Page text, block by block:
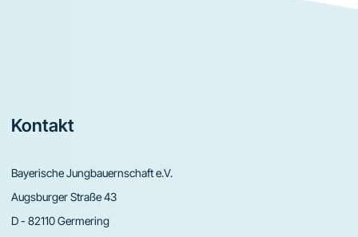
Footer
Kontakt
Bayerische Jungbauernschaft e.V.
Augsburger Straße 43
D - 82110 Germering